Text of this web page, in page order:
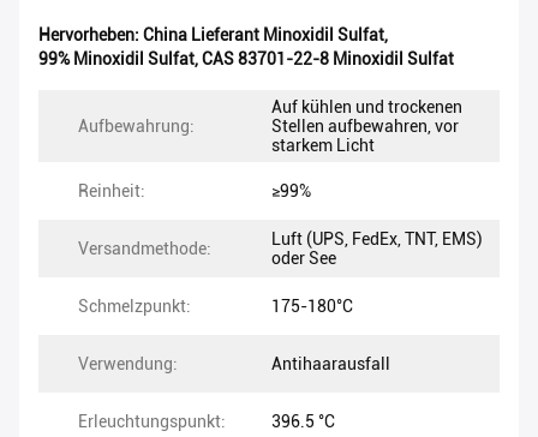
Hervorheben: China Lieferant Minoxidil Sulfat,
99% Minoxidil Sulfat,CAS 83701-22-8 Minoxidil Sulfat
Aufbewahrung:
Auf kühlen und trockenen
Stellen aufbewahren, vor
starkem Licht
Reinheit: ≥99%
Versandmethode:
Luft (UPS, FedEx, TNT, EMS)
oder See
Schmelzpunkt: 175-180°C
Verwendung: Antihaarausfall
Erleuchtungspunkt: 396.5 °C